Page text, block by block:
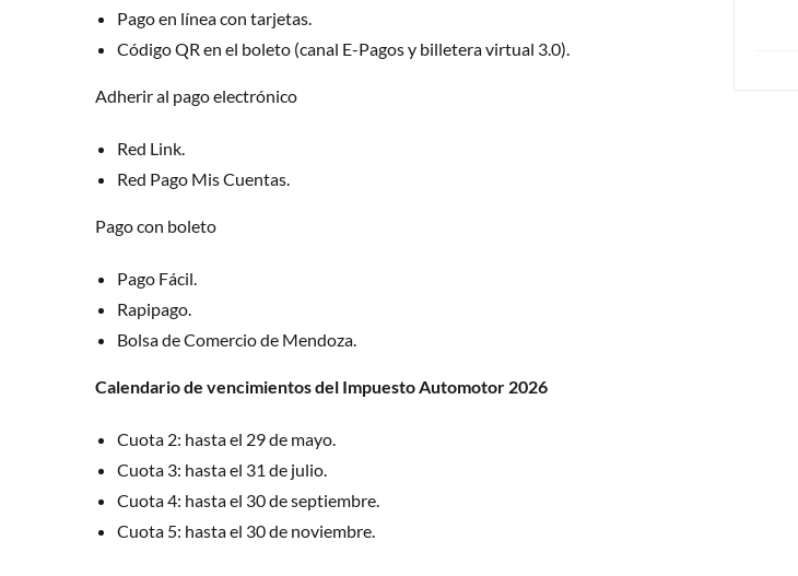
Pago en línea con tarjetas.
Código QR en el boleto (canal E-Pagos y billetera virtual 3.0).
Adherir al pago electrónico
Red Link.
Red Pago Mis Cuentas.
Pago con boleto
Pago Fácil.
Rapipago.
Bolsa de Comercio de Mendoza.
Calendario de vencimientos del Impuesto Automotor 2026
Cuota 2: hasta el 29 de mayo.
Cuota 3: hasta el 31 de julio.
Cuota 4: hasta el 30 de septiembre.
Cuota 5: hasta el 30 de noviembre.